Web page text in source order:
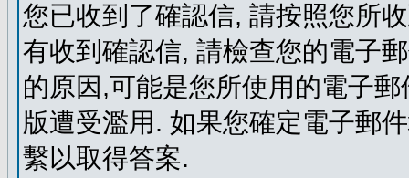
您已收到了確認信, 請按照您所
有收到確認信, 請檢查您的電子
的原因,可能是您所使用的電子
版遭受濫用. 如果您確定電子郵
繫以取得答案.